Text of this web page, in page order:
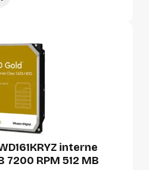
interne
7200 RPM 512 MB